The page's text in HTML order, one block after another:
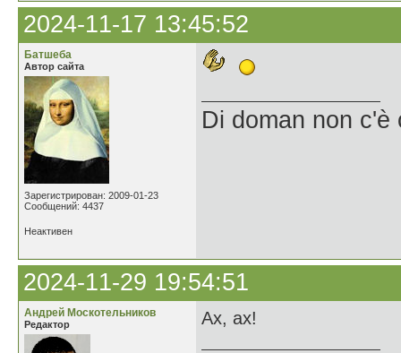
2024-11-17 13:45:52
Батшеба
Автор сайта
Зарегистрирован: 2009-01-23
Сообщений: 4437
Di doman non c'è
Неактивен
2024-11-29 19:54:51
Андрей Москотельников
Редактор Ах, ах!